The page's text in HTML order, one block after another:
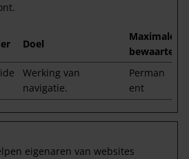
Doel
Maximale
Werking van
navigatie.
Perman
ent
eigenaren van websites